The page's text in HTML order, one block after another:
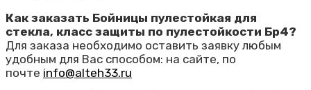
Как заказать Бойницы пулестойкая для
стекла, класс защиты по пулестойкости Бр4?
Для заказа необходимо оставить заявку любым
удобным для Вас способом: на сайте, по
почте info@alteh33.ru